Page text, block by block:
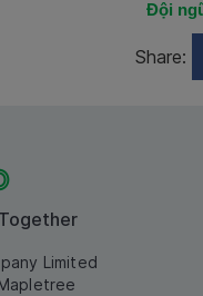
Đội
Share:
Limited